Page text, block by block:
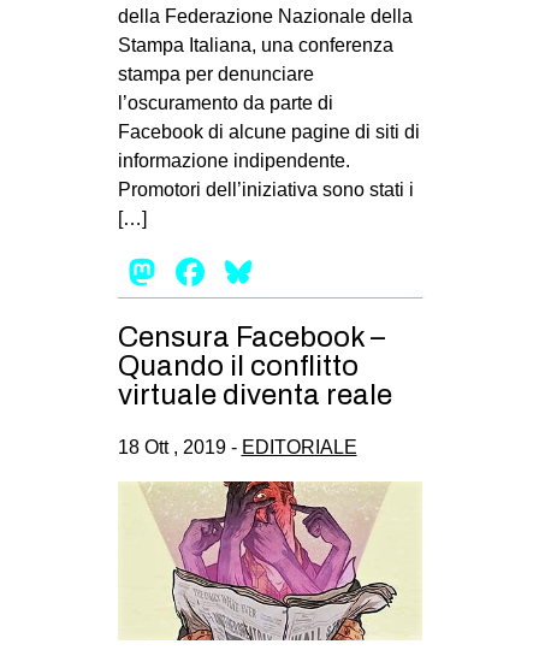
della Federazione Nazionale della
Stampa Italiana, una conferenza
stampa per denunciare
l’oscuramento da parte di
Facebook di alcune pagine di siti di
informazione indipendente.
Promotori dell’iniziativa sono stati i
[…]
Mastodon
Facebook
Censura Facebook –
Quando il conflitto
virtuale diventa reale
18 Ott , 2019 - EDITORIALE